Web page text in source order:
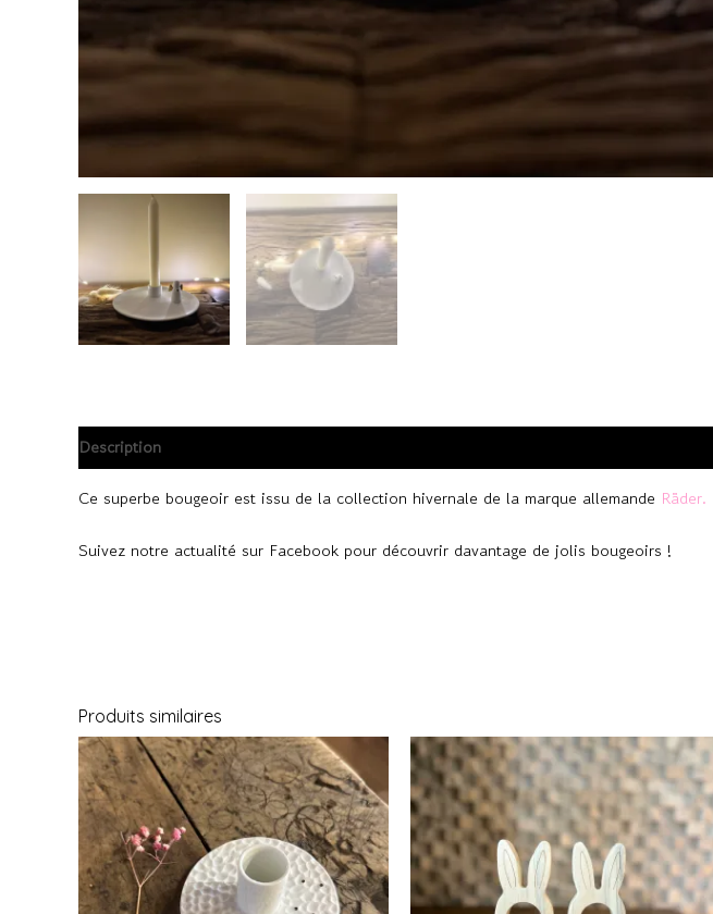
Description
Ce superbe bougeoir est issu de la collection hivernale de la marque allemande Räder.
Suivez notre actualité sur Facebook pour découvrir davantage de jolis bougeoirs !
Produits similaires